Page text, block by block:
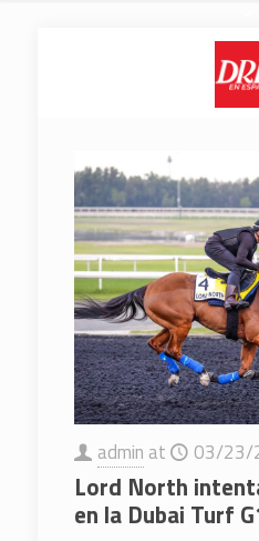
admin at 03/23/
Lord North
en la Dubai Turf